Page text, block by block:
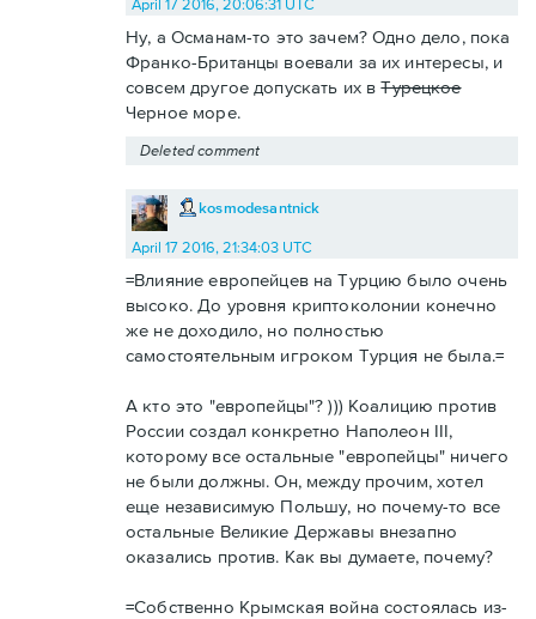
April 17 2016, 20:06:31 UTC
Ну, а Османам-то это зачем? Одно дело, пока
Франко-Британцы воевали за их интересы, и
совсем другое допускать их вТурецкое
Черное море.
Deleted comment
kosmodesantnick
April 17 2016, 21:34:03 UTC
=Влияние европейцев на Турцию было очень
высоко. До уровня криптоколонии конечно
же не доходило, но полностью
самостоятельным игроком Турция не была.=
А кто это "европейцы"? ))) Коалицию против
России создал конкретно Наполеон III,
которому все остальные "европейцы" ничего
не были должны. Он, между прочим, хотел
еще независимую Польшу, но почему-то все
остальные Великие Державы внезапно
оказались против. Как вы думаете, почему?
=Собственно Крымская война состоялась из-